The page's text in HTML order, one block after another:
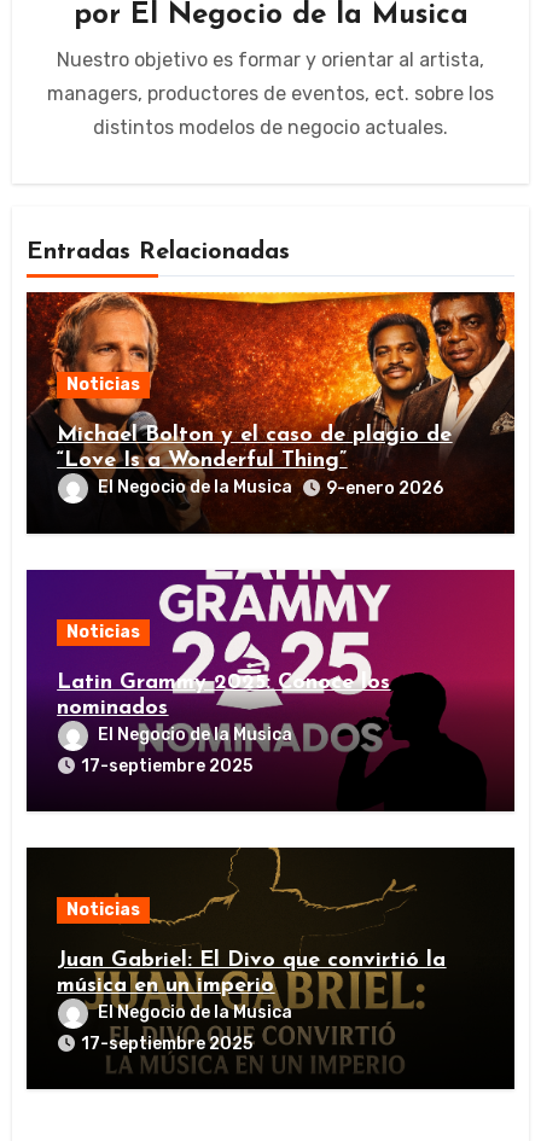
por El Negocio de la Musica
Nuestro objetivo es formar y orientar al artista,
managers, productores de eventos, ect. sobre los
distintos modelos de negocio actuales.
Entradas Relacionadas
Noticias
Michael Bolton y el caso de plagio de
“Love Is a Wonderful Thing”
El Negocio de la Musica 9-enero 2026
Noticias
Latin Grammy 2025: Conoce los
nominados
El Negocio de la Musica
17-septiembre 2025
Noticias
Juan Gabriel: El Divo que convirtió la
música en un imperio
El Negocio de la Musica
17-septiembre 2025